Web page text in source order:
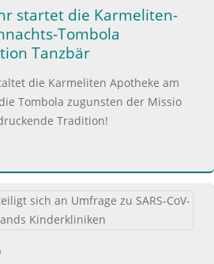
startet die Karmeliten-
Tombola
Tanzbär
die Karmeliten Apotheke am
Tombola zugunsten der Missio
Tradition!